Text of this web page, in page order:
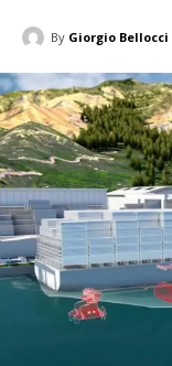
By Giorgio Bellocci